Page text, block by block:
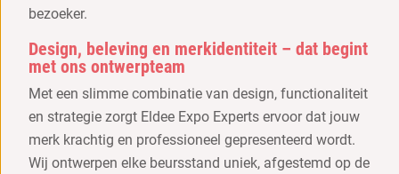
bezoeker.
Design, beleving en merkidentiteit – dat begint
met ons ontwerpteam
Met een slimme combinatie van design, functionaliteit
en strategie zorgt Eldee Expo Experts ervoor dat jouw
merk krachtig en professioneel gepresenteerd wordt.
Wij ontwerpen elke beursstand uniek, afgestemd op de